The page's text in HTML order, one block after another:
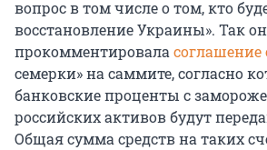
вопрос в том числе о том, кто
восстановление Украины». Так
прокомментировала соглашение
семерки» на саммите, согласно
банковские проценты с
российских активов будут
Общая сумма средств на таких